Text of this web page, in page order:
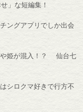
」な短編集！
ングアプリでしか出会
や姫が混入！？ 仙台七
シロクマ好きで行方不